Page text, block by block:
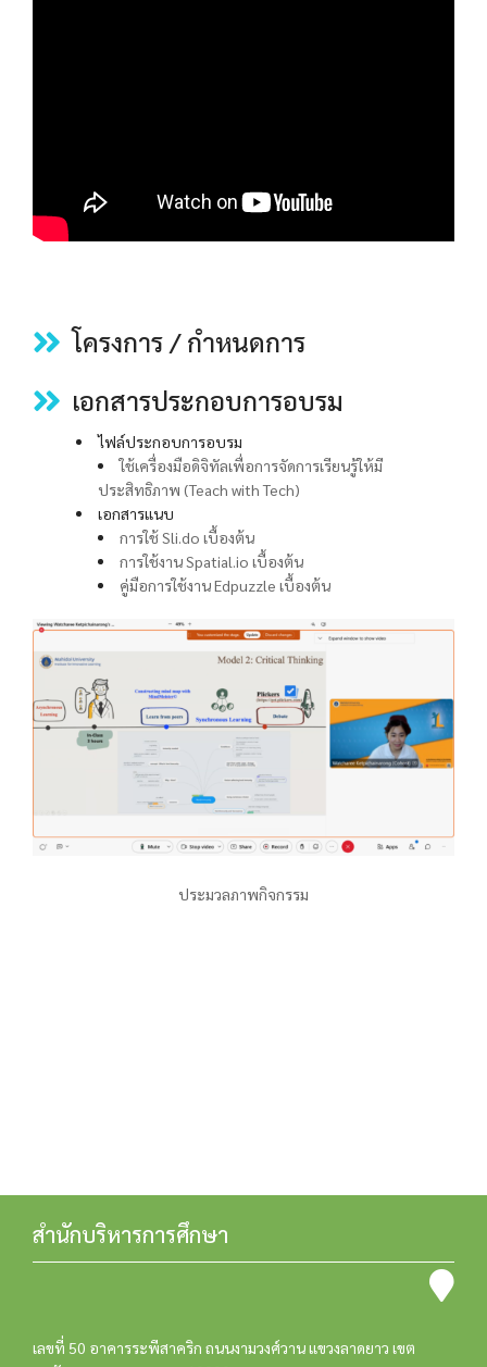
โครงการ / กำหนดการ
เอกสารประกอบการอบรม
ไฟล์ประกอบการอบรม
ใช้เครื่องมือดิจิทัลเพื่อการจัดการเรียนรู้ให้มี
ประสิทธิภาพ (Teach with Tech)
เอกสารแนบ
การใช้ Sli.do เบื้องต้น
การใช้งาน Spatial.io เบื้องต้น
คู่มือการใช้งาน Edpuzzle เบื้องต้น
ประมวลภาพกิจกรรม
สำนักบริหารการศึกษา
เลขที่ 50 อาคารระพีสาคริก ถนนงามวงศ์วาน แขวงลาดยาว เขต